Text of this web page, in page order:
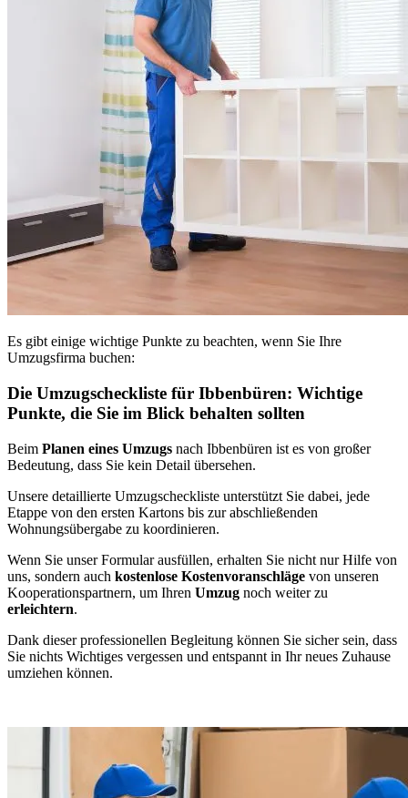
Es gibt einige wichtige Punkte zu beachten, wenn Sie Ihre
Umzugsfirma buchen:
Die Umzugscheckliste für Ibbenbüren: Wichtige
Punkte, die Sie im Blick behalten sollten
Beim Planen eines Umzugs nach Ibbenbüren ist es von großer
Bedeutung, dass Sie kein Detail übersehen.
Unsere detaillierte Umzugscheckliste unterstützt Sie dabei, jede
Etappe von den ersten Kartons bis zur abschließenden
Wohnungsübergabe zu koordinieren.
Wenn Sie unser Formular ausfüllen, erhalten Sie nicht nur Hilfe von
uns, sondern auch kostenlose Kostenvoranschläge von unseren
Kooperationspartnern, um Ihren Umzug noch weiter zu
erleichtern.
Dank dieser professionellen Begleitung können Sie sicher sein, dass
Sie nichts Wichtiges vergessen und entspannt in Ihr neues Zuhause
umziehen können.